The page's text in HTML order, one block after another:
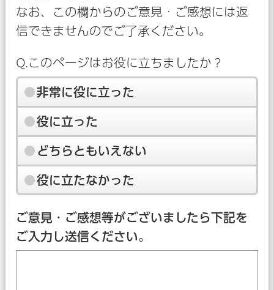
なお、この欄からのご意見・ご感想には返
信できませんのでご了承ください。
Q.このページはお役に立ちましたか？
非常に役に立った
役に立った
どちらともいえない
役に立たなかった
ご意見・ご感想等がございましたら下記を
ご入力し送信ください。